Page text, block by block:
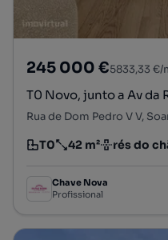
245 000 €5833,33 €/
T0 Novo, junto a Av da
Tipologia
T0
Preço por metro
42 m²
Andar rés do
Chave Nova
Profissional